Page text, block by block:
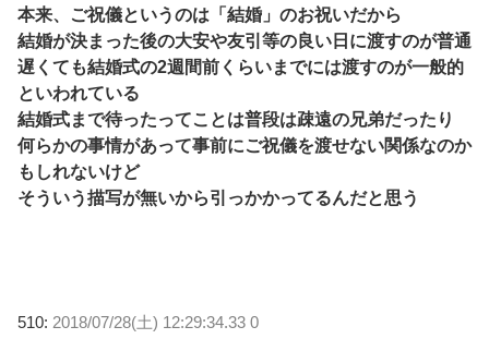
本来、ご祝儀というのは「結婚」のお祝いだから
結婚が決まった後の大安や友引等の良い日に渡すのが普通
遅くても結婚式の2週間前くらいまでには渡すのが一般的
といわれている
結婚式まで待ったってことは普段は疎遠の兄弟だったり
何らかの事情があって事前にご祝儀を渡せない関係なのか
もしれないけど
そういう描写が無いから引っかかってるんだと思う
510: 2018/07/28(土) 12:29:34.33 0